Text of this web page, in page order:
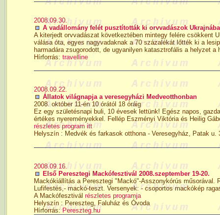
2008.09.30.
A vadállomány felét pusztították ki orvvadászok
A kiterjedt orvvadászat következtében mintegy felére csökkent
válása óta, egyes nagyvadaknak a 70 százalékát lőtték ki a
harmadára zsugorodott, de ugyanilyen katasztrofális a helyzet a
Hírforrás: travelline
2008.09.22.
Állatok világnapja a veresegyházi Medveotthonban
2008. október 11-én 10 órától 18 óráig
Ez egy születésnapi buli, 10 évesek lettünk! Egész napos,
értékes nyereményekkel. Fellép Eszményi Viktória és Heilig
részletes program itt
Helyszín : Medvék és farkasok otthona - Veresegyház, Patak u.
2008.09.16.
Első Peresztegi Mackófesztivál 2008.szeptember 19-20.
Mackókiállítás a Peresztegi "Mackó"-Asszonykórús műsorával.
Lufifestés,- mackó-teszt. Versenyek: - csoportos mackókép
A Mackófesztivál részletes programja
Helyszín : Pereszteg, Faluház és Óvoda
Hírforrás: Pereszteg.hu